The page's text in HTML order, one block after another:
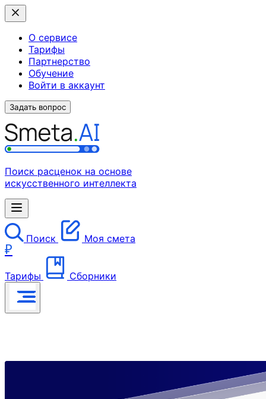
О сервисе
Тарифы
Партнерство
Обучение
Войти в аккаунт
Задать вопрос
Поиск расценок на основе
искусственного интеллекта
Поиск Моя смета
₽
Тарифы Сборники